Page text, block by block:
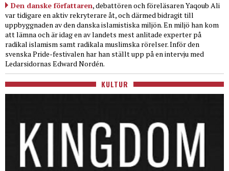
Den danske författaren, debattören och föreläsaren Yaqoub Ali
var tidigare en aktiv rekryterare åt, och därmed bidragit till
uppbyggnaden av den danska islamistiska miljön. En miljö han kom
att lämna och är idag en av landets mest anlitade experter på
radikal islamism samt radikala muslimska rörelser. Inför den
svenska Pride-festivalen har han ställt upp på en intervju med
Ledarsidornas Edward Nordén.
KULTUR